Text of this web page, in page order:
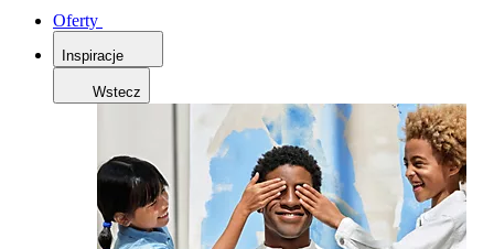
Oferty
Inspiracje
Wstecz